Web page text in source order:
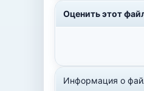
Оценить этот
Информация о